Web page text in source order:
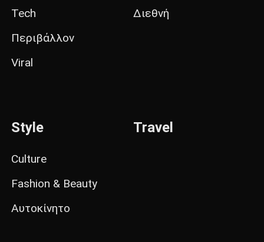
Tech
Περιβάλλον
Viral
Διεθνή
Style
Culture
Fashion & Beauty
Αυτοκίνητο
Travel